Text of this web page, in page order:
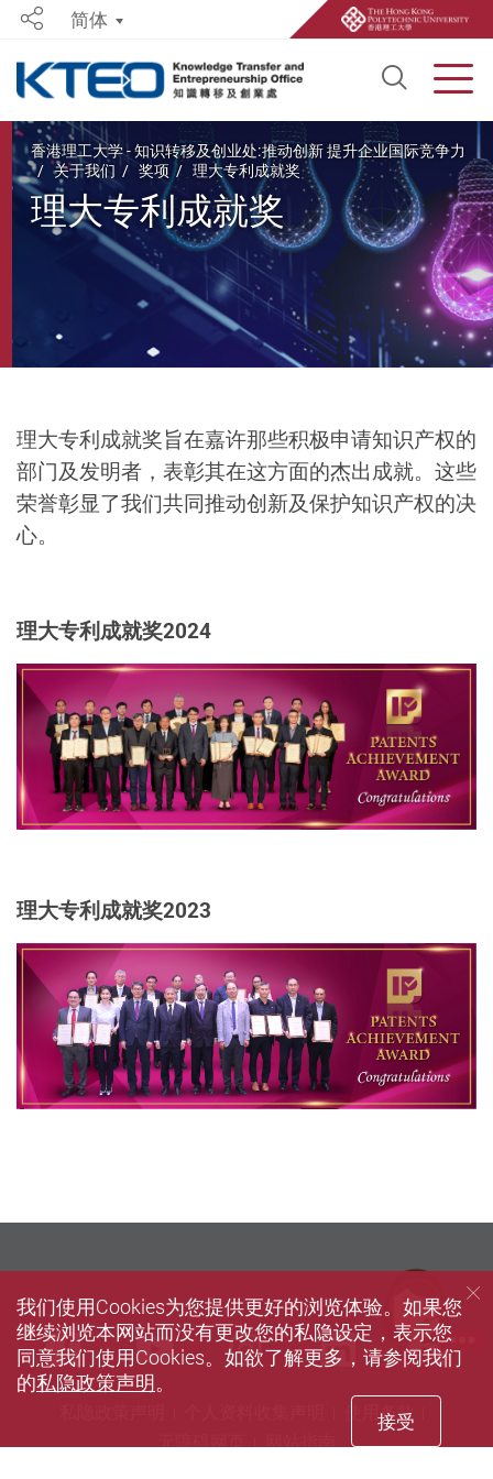
Open
Share简体
Start main content
香港理工大学 - 知识转移及创业处:推动创新 提升企业国际竞争力
关于我们
奖项 理大专利成就奖
理大专利成就奖
理大专利成就奖旨在嘉许那些积极申请知识产权的
部门及发明者，表彰其在这方面的杰出成就。这些
荣誉彰显了我们共同推动创新及保护知识产权的决
心。
理大专利成就奖2024
理大专利成就奖2023
使用条款
无障碍网页
网站指南
FacebookYoutubeinstagramLinkedIn
我们使用Cookies为您提供更好的浏览体验。如果您
继续浏览本网站而没有更改您的私隐设定，表示您
同意我们使用Cookies。如欲了解更多，请参阅我们
的私隐政策声明。
接受